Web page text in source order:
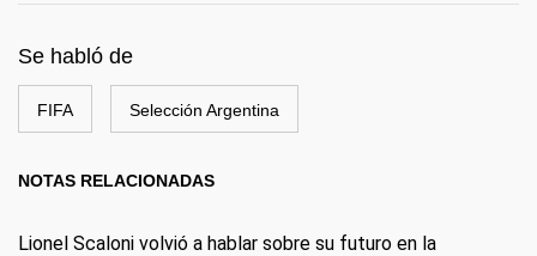
Se habló de
FIFA Selección Argentina
NOTAS RELACIONADAS
Lionel Scaloni volvió a hablar sobre su futuro en la